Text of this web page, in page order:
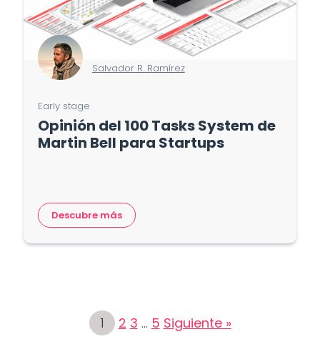
Salvador R. Ramírez
Early stage
Opinión del 100 Tasks System de
Martin Bell para Startups
Descubre más
1 2 3 … 5 Siguiente »